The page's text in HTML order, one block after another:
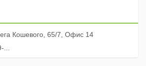
Кошевого, 65/7, Офис 14